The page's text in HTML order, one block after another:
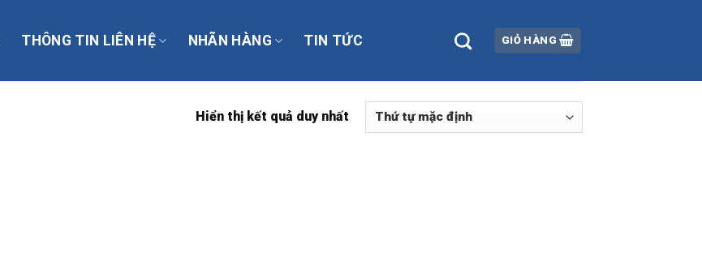
THÔNG TIN LIÊN HỆ NHÃN HÀNG TIN TỨC GIỎ HÀNG
Hiển thị kết quả duy nhất